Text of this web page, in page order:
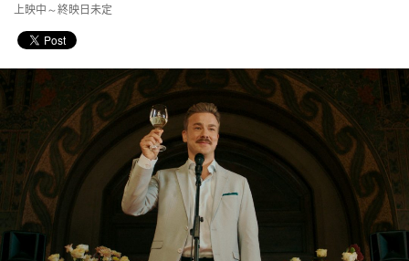
近日公開の作品
COMING SOON
今月のスケジュール
MONTHLY SCHEDULE
上映中～終映日未定